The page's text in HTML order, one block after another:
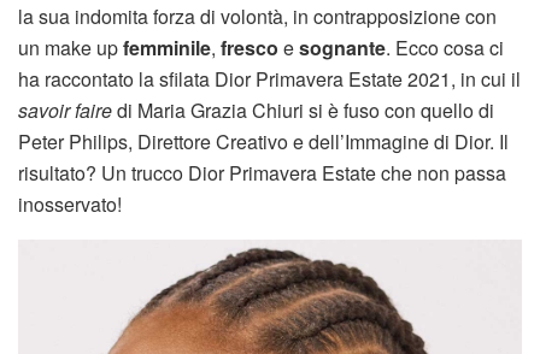
la sua indomita forza di volontà, in contrapposizione con
un make upfemminile, fresco esognante. Ecco cosa ci
ha raccontato la sfilata Dior Primavera Estate 2021, in cui il
savoir fairedi Maria Grazia Chiuri si è fuso con quello di
Peter Philips, Direttore Creativo e dell’Immagine di Dior. Il
risultato? Un trucco Dior Primavera Estate che non passa
inosservato!